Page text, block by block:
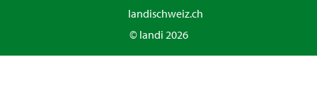
landischweiz.ch
© landi 2026